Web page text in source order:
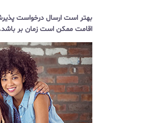
بهتر است ارسال درخواست
اقامت ممکن است زمان بر باشد.